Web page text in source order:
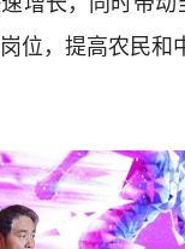
位，提高农民和